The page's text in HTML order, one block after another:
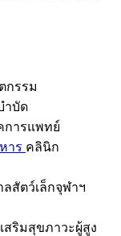
กรรม
ำบัด
การแพทย์
าร คลินิก
ลสัตว์เล็กจุฬาฯ
สริมสุขภาวะผู้สูง